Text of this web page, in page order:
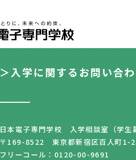
＞入学に関するお問い合
日本電子専門学校 入学相談室（学生
〒169-8522 東京都新宿区百人町1-
フリーコール：0120-00-9691